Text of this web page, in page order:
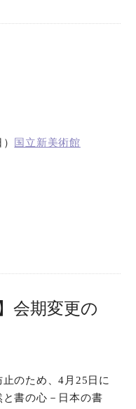
国立新美術館
会期変更の
のため、4月25日に
書の心－日本の書